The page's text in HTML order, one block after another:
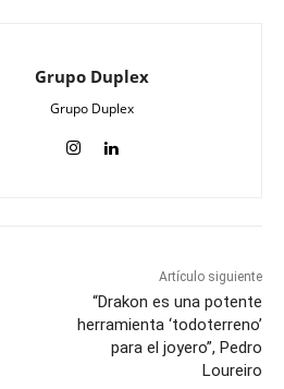
Grupo Duplex
Grupo Duplex
Artículo siguiente
“Drakon es una potente
herramienta ‘todoterreno’
para el joyero”, Pedro
Loureiro